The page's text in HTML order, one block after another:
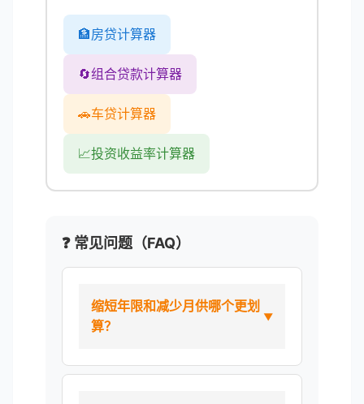
🏦房贷计算器
🔄组合贷款计算器
🚗车贷计算器
📈投资收益率计算器
❓ 常见问题（FAQ）
缩短年限和减少月供哪个更划
算？